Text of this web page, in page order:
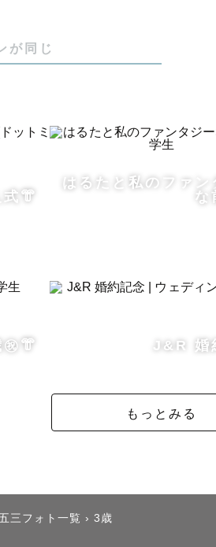
建設会社の営業職として働いて
のは約8年前。
た写真でしたが、気づけばたく
が同じ
👘
はるたと私のファン
な
️👘 J&R 婚
もっとみる
三フォト一覧 › 3歳